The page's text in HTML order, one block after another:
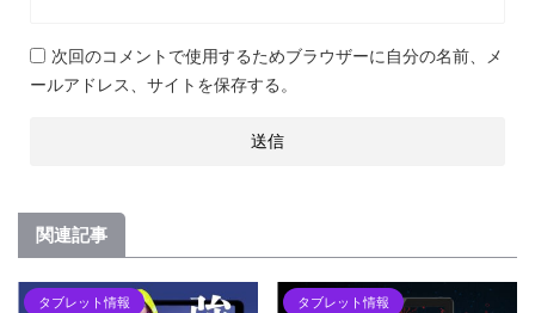
次回のコメントで使用するためブラウザーに自分の名前、メ
ールアドレス、サイトを保存する。
関連記事
タブレット情報 タブレット情報